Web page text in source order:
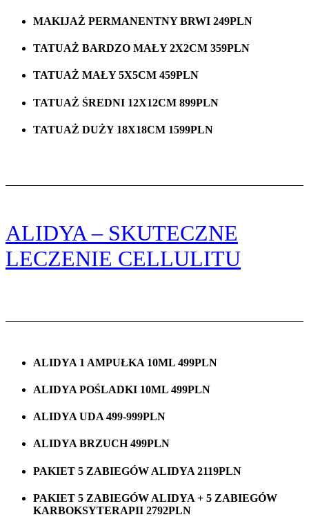
MAKIJAŻ PERMANENTNY BRWI 249PLN
TATUAŻ BARDZO MAŁY 2X2CM 359PLN
TATUAŻ MAŁY 5X5CM 459PLN
TATUAŻ ŚREDNI 12X12CM 899PLN
TATUAŻ DUŻY 18X18CM 1599PLN
ALIDYA – SKUTECZNE
LECZENIE CELLULITU
ALIDYA 1 AMPUŁKA 10ML 499PLN
ALIDYA POŚLADKI 10ML 499PLN
ALIDYA UDA 499-999PLN
ALIDYA BRZUCH 499PLN
PAKIET 5 ZABIEGÓW ALIDYA 2119PLN
PAKIET 5 ZABIEGÓW ALIDYA + 5 ZABIEGÓW
KARBOKSYTERAPII 2792PLN